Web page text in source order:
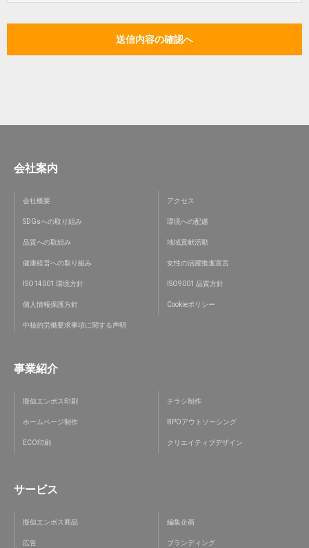
会社案内
会社概要 アクセス
SDGsへの取り組み 環境への配慮
品質への取組み 地域貢献活動
健康経営への取り組み 女性の活躍推進宣言
ISO14001 環境方針 ISO9001 品質方針
個人情報保護方針 Cookieポリシー
中核的労働要求事項に関する声明
事業紹介
擬似エンボス印刷 チラシ制作
ホームページ制作 BPOアウトソーシング
ECO印刷 クリエイティブデザイン
サービス
擬似エンボス商品 編集企画
広告 ブランディング